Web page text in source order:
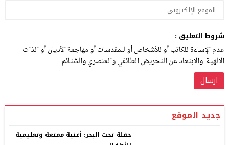
شروط التعليق :
عدم الإساءة للكاتب أو للأشخاص أو للمقدسات أو مهاجمة الأديان أو الذات
الالهية. والابتعاد عن التحريض الطائفي والعنصري والشتائم.
جديد الموقع
حفلة تحت البحر: أغنية ممتعة وتعليمية